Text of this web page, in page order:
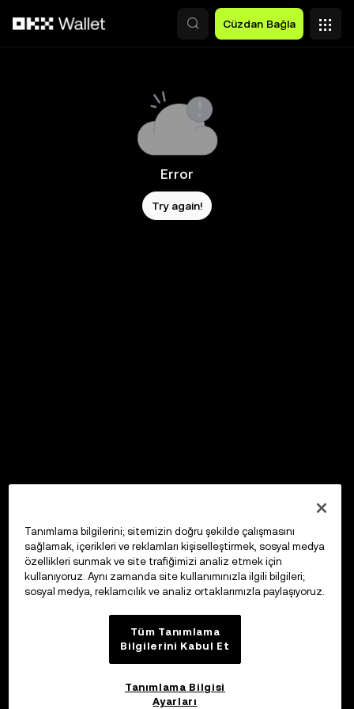
Cüzdan Bağla
Error
Try again!
Tanımlama bilgilerini; sitemizin doğru şekilde çalışmasını
sağlamak, içerikleri ve reklamları kişiselleştirmek, sosyal medya
özellikleri sunmak ve site trafiğimizi analiz etmek için
kullanıyoruz. Aynı zamanda site kullanımınızla ilgili bilgileri;
sosyal medya, reklamcılık ve analiz ortaklarımızla paylaşıyoruz.
Tüm Tanımlama
Bilgilerini Kabul Et
Tanımlama Bilgisi
Ayarları